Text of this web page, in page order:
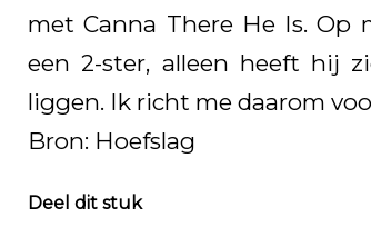
met Canna There He Is. Op
een 2-ster, alleen heeft hij
liggen. Ik richt me daarom
Bron: Hoefslag
Deel dit stuk